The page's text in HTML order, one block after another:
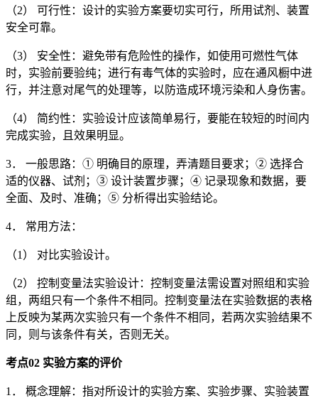
（2） 可行性：设计的实验方案要切实可行，所用试剂、装置
安全可靠。
（3） 安全性：避免带有危险性的操作，如使用可燃性气体
时，实验前要验纯；进行有毒气体的实验时，应在通风橱中进
行，并注意对尾气的处理等，以防造成环境污染和人身伤害。
（4） 简约性：实验设计应该简单易行，要能在较短的时间内
完成实验，且效果明显。
3． 一般思路：① 明确目的原理，弄清题目要求；② 选择合
适的仪器、试剂；③ 设计装置步骤；④ 记录现象和数据，要
全面、及时、准确；⑤ 分析得出实验结论。
4． 常用方法：
（1） 对比实验设计。
（2） 控制变量法实验设计：控制变量法需设置对照组和实验
组，两组只有一个条件不相同。控制变量法在实验数据的表格
上反映为某两次实验只有一个条件不相同，若两次实验结果不
同，则与该条件有关，否则无关。
考点02 实验方案的评价
1． 概念理解：指对所设计的实验方案、实验步骤、实验装置